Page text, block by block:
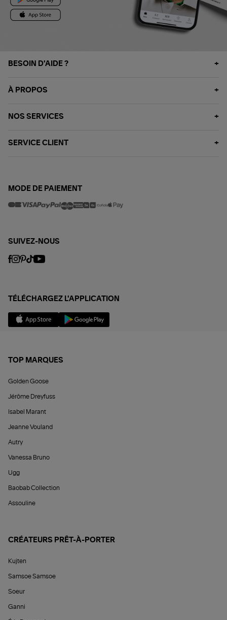
BESOIN D'AIDE ?
À PROPOS
NOS SERVICES
SERVICE CLIENT
MODE DE PAIEMENT
SUIVEZ-NOUS
TÉLÉCHARGEZ L'APPLICATION
TOP MARQUES
Golden Goose
Jérôme Dreyfuss
Isabel Marant
Jeanne Vouland
Autry
Vanessa Bruno
Ugg
Baobab Collection
Assouline
CRÉATEURS PRÊT-À-PORTER
Kujten
Samsoe Samsoe
Soeur
Ganni